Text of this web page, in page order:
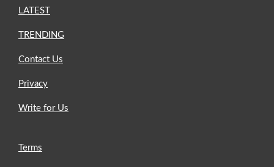
LATEST
TRENDING
Contact Us
Privacy
Write for Us
Terms